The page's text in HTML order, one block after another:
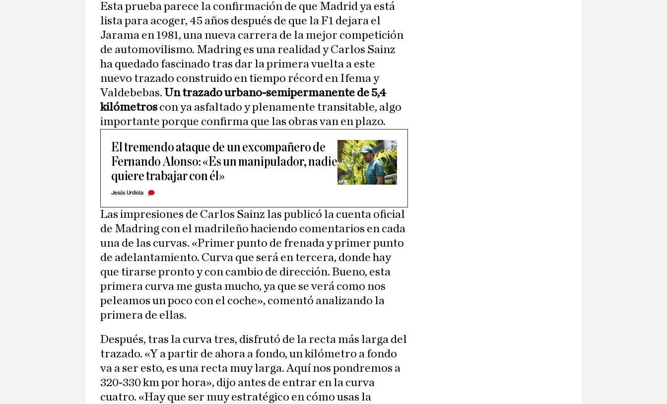
Esta prueba parece la confirmación de que Madrid ya está
lista para acoger, 45 años después de que la F1 dejara el
Jarama en 1981, una nueva carrera de la mejor competición
de automovilismo. Madring es una realidad y Carlos Sainz
ha quedado fascinado tras dar la primera vuelta a este
nuevo trazado construido en tiempo récord en Ifema y
Valdebebas. Un trazado urbano-semipermanente de 5,4
kilómetros con ya asfaltado y plenamente transitable, algo
importante porque confirma que las obras van en plazo.
El tremendo ataque de un excompañero de
Fernando Alonso: «Es un manipulador, nadie
quiere trabajar con él»
Jesús Urdiola
Las impresiones de Carlos Sainz las publicó la cuenta oficial
de Madring con el madrileño haciendo comentarios en cada
una de las curvas. «Primer punto de frenada y primer punto
de adelantamiento. Curva que será en tercera, donde hay
que tirarse pronto y con cambio de dirección. Bueno, esta
primera curva me gusta mucho, ya que se verá como nos
peleamos un poco con el coche», comentó analizando la
primera de ellas.
Después, tras la curva tres, disfrutó de la recta más larga del
trazado. «Y a partir de ahora a fondo, un kilómetro a fondo
va a ser esto, es una recta muy larga. Aquí nos pondremos a
320-330 km por hora», dijo antes de entrar en la curva
cuatro. «Hay que ser muy estratégico en cómo usas la